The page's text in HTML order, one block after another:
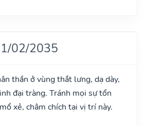
02/2035
thần ở vùng thắt lưng, dạ dày,
đại tràng. Tránh mọi sự tổn
xẻ, châm chích tại vị trí này.